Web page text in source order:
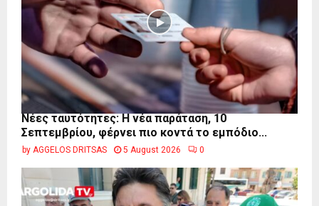
Νέες ταυτότητες: Η νέα παράταση, 10
Σεπτεμβρίου, φέρνει πιο κοντά το εμπόδιο...
by AGGELOS DRITSAS 5 August 2026 0